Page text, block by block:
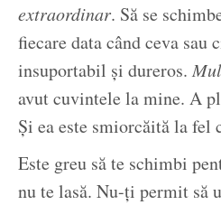
extraordinar. Să se
fiecare data când ceva sau
insuportabil și dureros.
avut cuvintele la mine. A
Și ea este smiorcăită la fel
Este greu să te schimbi
nu te lasă. Nu-ți permit să